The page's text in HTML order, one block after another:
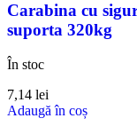
Carabina cu
suporta 320kg
În stoc
7,14 lei
Adaugă în coș